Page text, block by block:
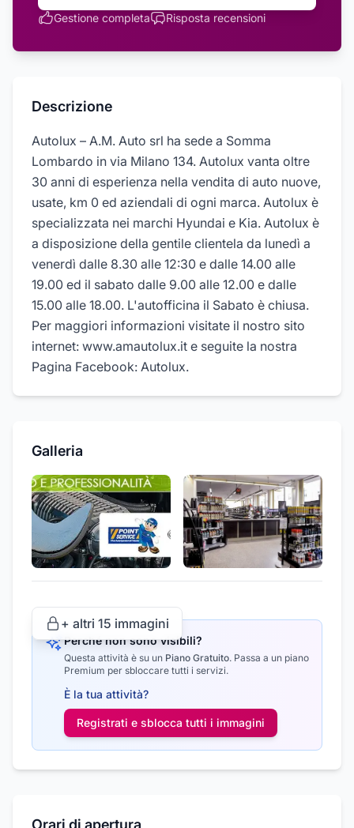
Gestione completa Risposta recensioni
Descrizione
Autolux – A.M. Auto srl ha sede a Somma
Lombardo in via Milano 134. Autolux vanta oltre
30 anni di esperienza nella vendita di auto nuove,
usate, km 0 ed aziendali di ogni marca. Autolux è
specializzata nei marchi Hyundai e Kia. Autolux è
a disposizione della gentile clientela da lunedì a
venerdì dalle 8.30 alle 12:30 e dalle 14.00 alle
19.00 ed il sabato dalle 9.00 alle 12.00 e dalle
15.00 alle 18.00. L'autofficina il Sabato è chiusa.
Per maggiori informazioni visitate il nostro sito
internet: www.amautolux.it e seguite la nostra
Pagina Facebook: Autolux.
Galleria
+ altri 15 immagini
Perché non sono visibili?
Questa attività è su un Piano Gratuito. Passa a un piano
Premium per sbloccare tutti i servizi.
È la tua attività?
Registrati e sblocca tutti i immagini
Orari di apertura